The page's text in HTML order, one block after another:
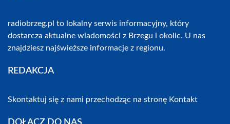
radiobrzeg.pl to lokalny serwis informacyjny, który
dostarcza aktualne wiadomości z Brzegu i okolic. U nas
znajdziesz najświeższe informacje z regionu.
REDAKCJA
Skontaktuj się z nami przechodząc na stronę Kontakt